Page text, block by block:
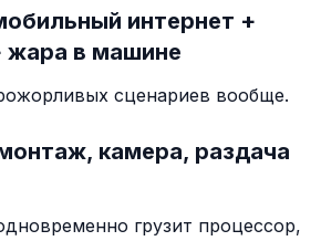
интернет +
жара в машине
сценариев вообще.
камера, раздача
грузит процессор,